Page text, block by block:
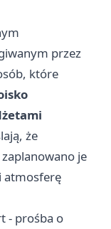
przez
które
że
je
atmosferę
- prośba o